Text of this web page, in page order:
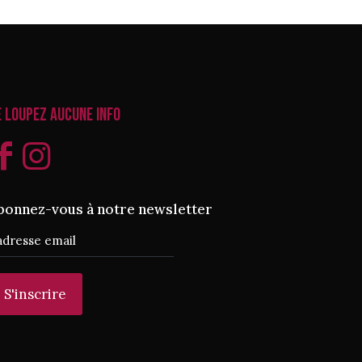
loupez aucune info
vous à notre newsletter